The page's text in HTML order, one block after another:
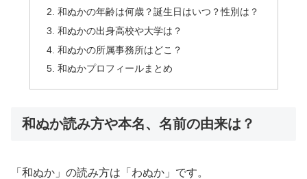
和ぬかの年齢は何歳？誕生日はいつ？性別は？
和ぬかの出身高校や大学は？
和ぬかの所属事務所はどこ？
和ぬかプロフィールまとめ
和ぬか読み方や本名、名前の由来は？
「和ぬか」の読み方は「わぬか」です。